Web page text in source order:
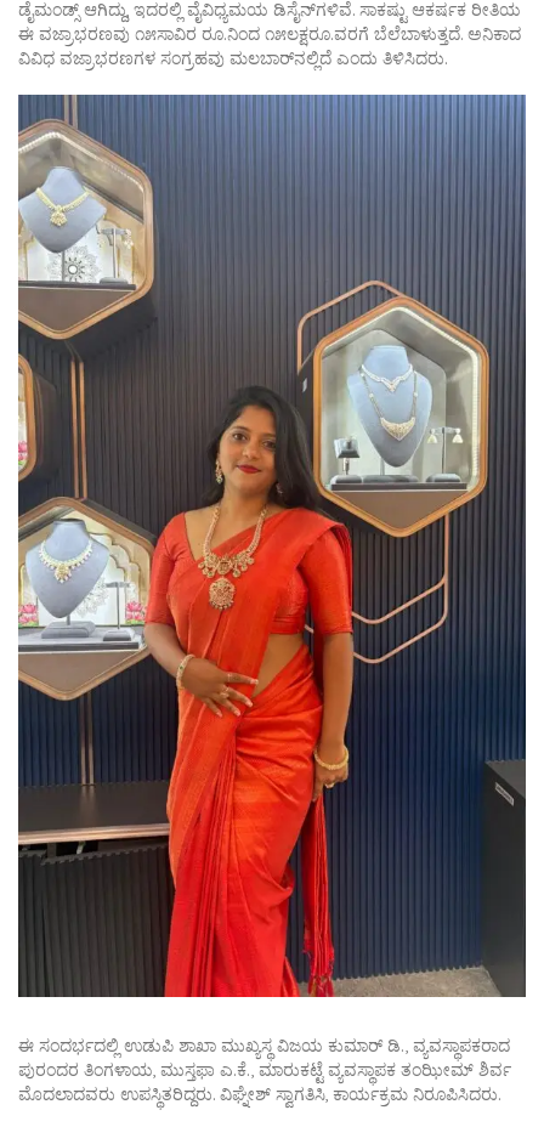
ಡೈಮಂಡ್ಸ್ ಆಗಿದ್ದು, ಇದರಲ್ಲಿ ವೈವಿಧ್ಯಮಯ ಡಿಸೈನ್‌ಗಳಿವೆ. ಸಾಕಷ್ಟು ಆಕರ್ಷಕ ರೀತಿಯ
ಈ ವಜ್ರಾಭರಣವು ೧೫ಸಾವಿರ ರೂ.ನಿಂದ ೧೫ಲಕ್ಷರೂ.ವರಗೆ ಬೆಲೆಬಾಳುತ್ತದೆ. ಅನಿಕಾದ
ವಿವಿಧ ವಜ್ರಾಭರಣಗಳ ಸಂಗ್ರಹವು ಮಲಬಾರ್‌ನಲ್ಲಿದೆ ಎಂದು ತಿಳಿಸಿದರು.
ಈ ಸಂದರ್ಭದಲ್ಲಿ ಉಡುಪಿ ಶಾಖಾ ಮುಖ್ಯಸ್ಥ ವಿಜಯ ಕುಮಾರ್ ಡಿ., ವ್ಯವಸ್ಥಾಪಕರಾದ
ಪುರಂದರ ತಿಂಗಳಾಯ, ಮುಸ್ತಫಾ ಎ.ಕೆ., ಮಾರುಕಟ್ಟೆ ವ್ಯವಸ್ಥಾಪಕ ತಂಝೀಮ್ ಶಿರ್ವ
ಮೊದಲಾದವರು ಉಪಸ್ಥಿತರಿದ್ದರು. ವಿಘ್ನೇಶ್ ಸ್ವಾಗತಿಸಿ, ಕಾರ್ಯಕ್ರಮ ನಿರೂಪಿಸಿದರು.